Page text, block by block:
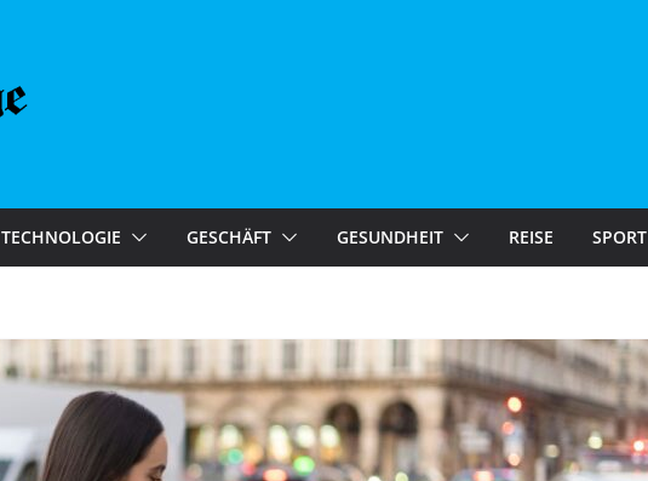
TECHNOLOGIE GESCHÄFT GESUNDHEIT REISE SPORT